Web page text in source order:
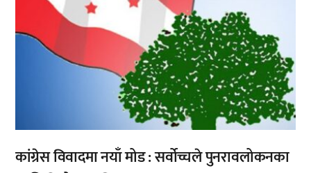
कांग्रेस विवादमा नयाँ मोड : सर्वोच्चले पुनरावलोकनका